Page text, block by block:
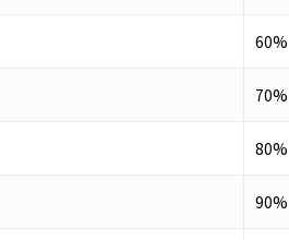
60%
70%
80%
90%